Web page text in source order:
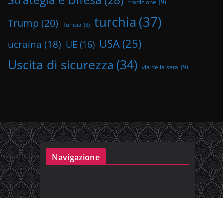
tradizione (9)
Trump (20) Tunisia (8) turchia(37)
ucraina (18) UE (16) USA (25)
Uscita di sicurezza (34) via della seta (9)
Navigazione